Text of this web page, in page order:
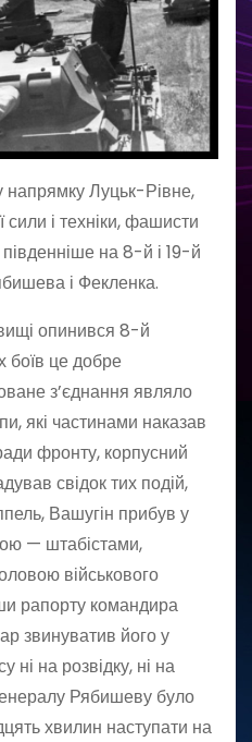
напрямку Луцьк-Рівне,
і техніки, фашисти
на 8-й і 19-й
і Фекленка.
опинився 8-й
боїв це добре
з’єднання являло
які частинами наказав
фронту, корпусний
свідок тих подій,
Вашугін прибув у
— штабістами,
військового
рапорту командира
звинуватив його у
ні на розвідку, ні на
Рябишеву було
хвилин наступати на